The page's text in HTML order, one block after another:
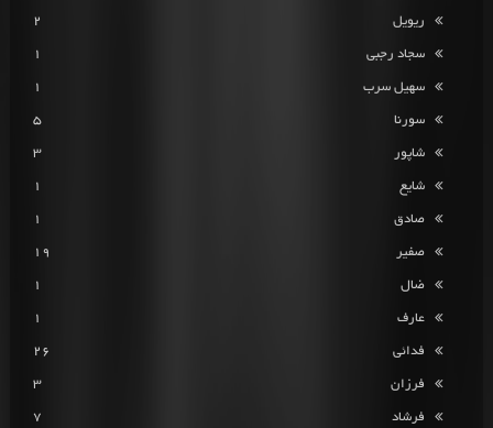
ریویل 2
سجاد رجبی 1
سهیل سرب 1
سورنا 5
شاپور 3
شایع 1
صادق 1
صفیر 19
ضال 1
عارف 1
فدائی 26
فرزان 3
فرشاد 7